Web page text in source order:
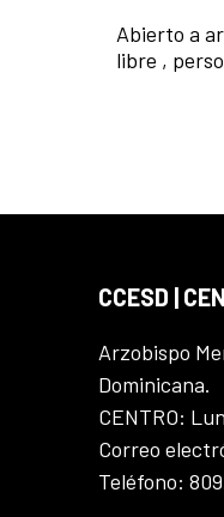
Abierto a
libre ,
CCESD |
Arzobispo
Dominicana.
CENTRO:
Correo
Teléfono: